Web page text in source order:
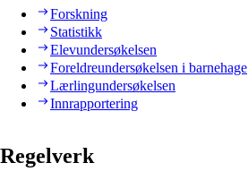
Forskning
Statistikk
Elevundersøkelsen
Foreldreundersøkelsen i barnehage
Lærlingundersøkelsen
Innrapportering
Regelverk